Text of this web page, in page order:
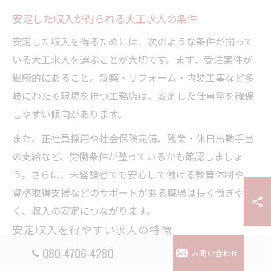
安定した収入が得られる大工求人の条件
安定した収入を得るためには、次のような条件が揃って
いる大工求人を選ぶことが大切です。まず、受注案件が
継続的にあること。新築・リフォーム・内装工事など多
岐にわたる現場を持つ工務店は、安定した仕事量を確保
しやすい傾向があります。
また、正社員採用や社会保険完備、残業・休日出勤手当
の支給など、労働条件が整っているかも確認しましょ
う。さらに、未経験者でも安心して働ける教育体制や、
資格取得支援などのサポートがある職場は長く働きやす
く、収入の安定につながります。
安定収入を得やすい求人の特徴
案件数・現場数が豊富
080-4706-4280 お問い合わせ